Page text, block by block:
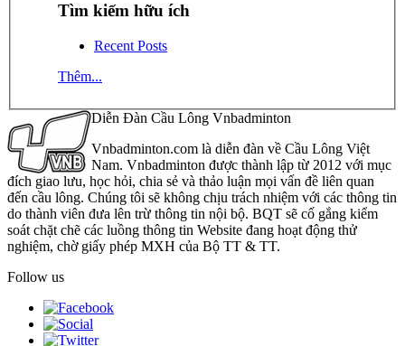
Tìm kiếm hữu ích
Recent Posts
Thêm...
Diễn Đàn Cầu Lông Vnbadminton
Vnbadminton.com là diễn đàn về Cầu Lông Việt
Nam. Vnbadminton được thành lập từ 2012 với mục
đích giao lưu, học hỏi, chia sẻ và thảo luận mọi vấn đề liên quan
đến cầu lông. Chúng tôi sẽ không chịu trách nhiệm với các thông tin
do thành viên đưa lên trừ thông tin nội bộ. BQT sẽ cố gắng kiểm
soát chặt chẽ các luồng thông tin Website đang hoạt động thử
nghiệm, chờ giấy phép MXH của Bộ TT & TT.
Follow us